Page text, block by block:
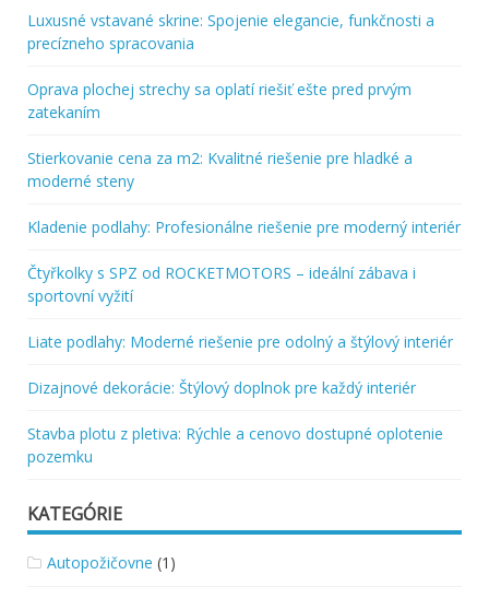
Luxusné vstavané skrine: Spojenie elegancie, funkčnosti a
precízneho spracovania
Oprava plochej strechy sa oplatí riešiť ešte pred prvým
zatekaním
Stierkovanie cena za m2: Kvalitné riešenie pre hladké a
moderné steny
Kladenie podlahy: Profesionálne riešenie pre moderný interiér
Čtyřkolky s SPZ od ROCKETMOTORS – ideální zábava i
sportovní vyžití
Liate podlahy: Moderné riešenie pre odolný a štýlový interiér
Dizajnové dekorácie: Štýlový doplnok pre každý interiér
Stavba plotu z pletiva: Rýchle a cenovo dostupné oplotenie
pozemku
KATEGÓRIE
Autopožičovne (1)